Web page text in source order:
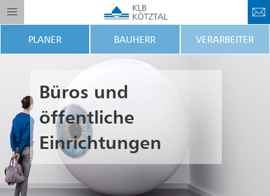
PLANER BAUHERR VERARBEITER
Büros und
öffentliche
Einrichtungen